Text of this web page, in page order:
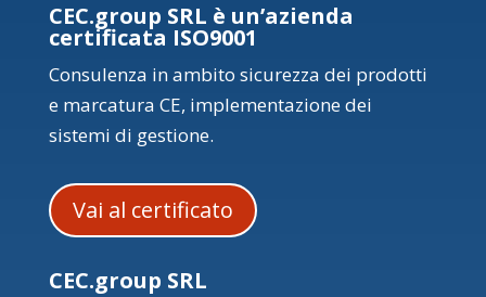
CEC.group SRL è un’azienda
certificata ISO9001
Consulenza in ambito sicurezza dei prodotti
e marcatura CE, implementazione dei
sistemi di gestione.
Vai al certificato
CEC.group SRL